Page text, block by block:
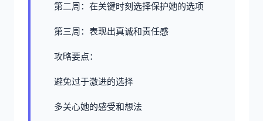
第二周：在关键时刻选择保护她的选项
第三周：表现出真诚和责任感
攻略要点：
避免过于激进的选择
多关心她的感受和想法